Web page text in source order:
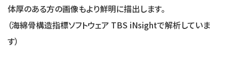
体厚のある方の画像もより鮮明に描出します。
（海綿骨構造指標ソフトウェア TBS iNsightで解析していま
す）